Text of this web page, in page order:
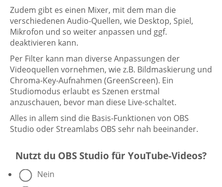
Zudem gibt es einen Mixer, mit dem man die
verschiedenen Audio-Quellen, wie Desktop, Spiel,
Mikrofon und so weiter anpassen und ggf.
deaktivieren kann.
Per Filter kann man diverse Anpassungen der
Videoquellen vornehmen, wie z.B. Bildmaskierung und
Chroma-Key-Aufnahmen (GreenScreen). Ein
Studiomodus erlaubt es Szenen erstmal
anzuschauen, bevor man diese Live-schaltet.
Alles in allem sind die Basis-Funktionen von OBS
Studio oder Streamlabs OBS sehr nah beeinander.
Nutzt du OBS Studio für YouTube-Videos?
Nein